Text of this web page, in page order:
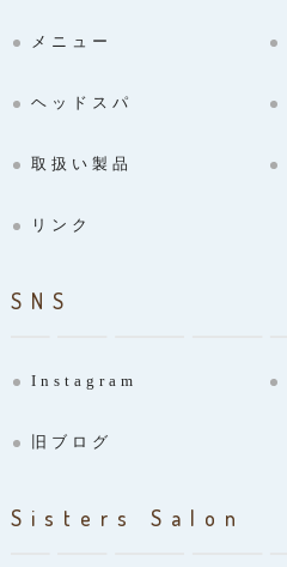
メニュー
ヘッドスパ
取扱い製品
リンク
SNS
Instagram
旧ブログ
Sisters Salon